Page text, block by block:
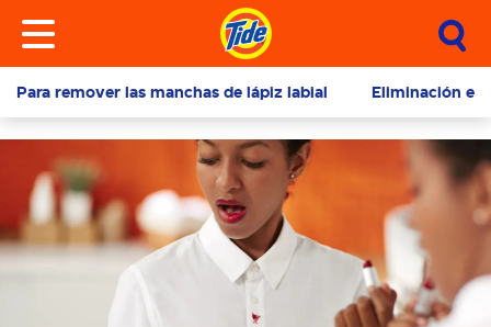
Para remover las manchas de lápiz labial Eliminación